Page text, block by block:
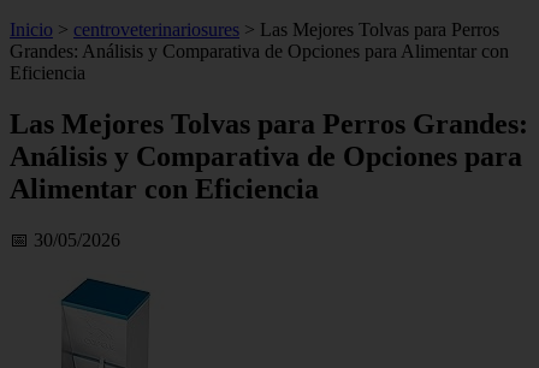
Inicio > centroveterinariosures > Las Mejores Tolvas para Perros
Grandes: Análisis y Comparativa de Opciones para Alimentar con
Eficiencia
Las Mejores Tolvas para Perros Grandes:
Análisis y Comparativa de Opciones para
Alimentar con Eficiencia
📅 30/05/2026